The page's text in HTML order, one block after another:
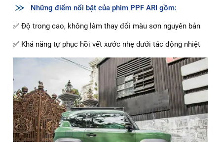
Những điểm nổi bật của phim PPF ARI gồm:
✅ Độ trong cao, không làm thay đổi màu sơn nguyên bản
✅ Khả năng tự phục hồi vết xước nhẹ dưới tác động nhiệt